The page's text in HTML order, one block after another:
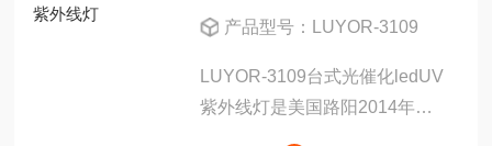
产品型号：LUYOR-3109
LUYOR-3109台式光催化ledUV
紫外线灯是美国路阳2014年推